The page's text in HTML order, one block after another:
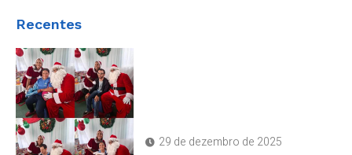
Recentes
29 de dezembro de 2025